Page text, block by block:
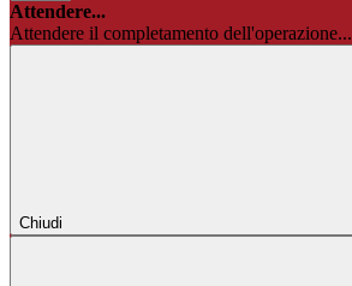
Attendere...
Attendere il completamento dell'operazione...
Chiudi